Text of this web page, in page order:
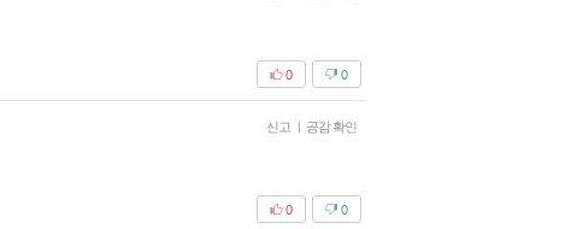
0
0
신고 | 공감 확인
0
0